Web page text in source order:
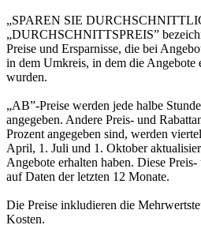
„SPAREN SIE
„DURCHSCHNITTSPREIS”
Preise und Ersparnisse, die bei
in dem Umkreis, in dem die Angebote
wurden.
„AB”-Preise werden jede halbe
angegeben. Andere Preis- und
Prozent angegeben sind, werden
April, 1. Juli und 1. Oktober
Angebote erhalten haben. Diese
auf Daten der letzten 12 Monate.
Die Preise inkludieren die
Kosten.